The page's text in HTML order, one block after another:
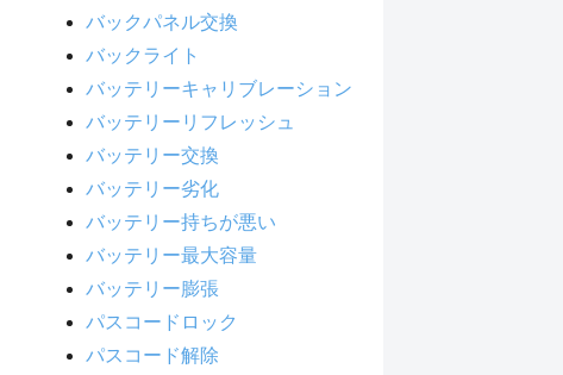
バックパネル交換
バックライト
バッテリーキャリブレーション
バッテリーリフレッシュ
バッテリー交換
バッテリー劣化
バッテリー持ちが悪い
バッテリー最大容量
バッテリー膨張
パスコードロック
パスコード解除